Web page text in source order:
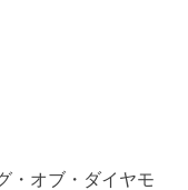
・オブ・ダイヤモ